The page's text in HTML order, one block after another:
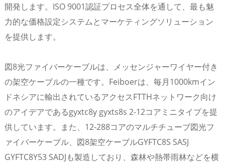
開発します。ISO 9001認証プロセス全体を通して、最も魅
力的な価格設定システムとマーケティングソリューション
を提供します。
図8光ファイバーケーブルは、メッセンジャーワイヤー付き
の架空ケーブルの一種です。Feiboerは、毎月1000kmイン
ドネシアに輸出されているアクセスFTTHネットワーク向け
のアイデアであるgyxtc8y gyxts8s 2-12コアミニタイプを提
供しています。また、12-288コアのマルチチューブ図光フ
ァイバーケーブル、図8架空ケーブルGYFTC8S SASJ
GYFTC8Y53 SADJも製造しており、森林や熱帯雨林などを横